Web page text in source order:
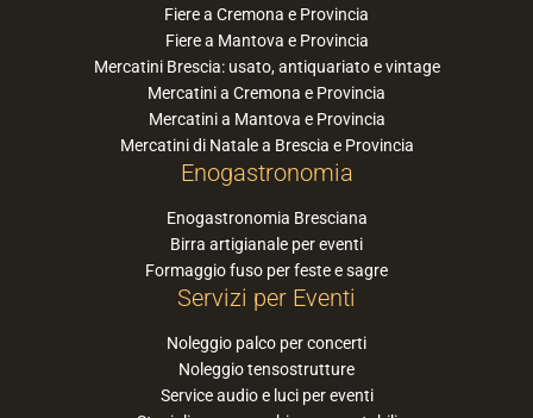
Fiere a Cremona e Provincia
Fiere a Mantova e Provincia
Mercatini Brescia: usato, antiquariato e vintage
Mercatini a Cremona e Provincia
Mercatini a Mantova e Provincia
Mercatini di Natale a Brescia e Provincia
Enogastronomia
Enogastronomia Bresciana
Birra artigianale per eventi
Formaggio fuso per feste e sagre
Servizi per Eventi
Noleggio palco per concerti
Noleggio tensostrutture
Service audio e luci per eventi